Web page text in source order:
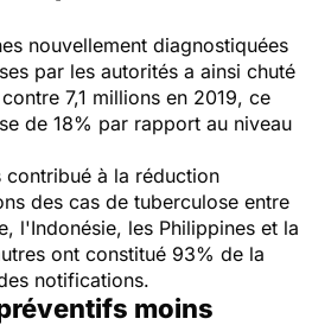
nouvellement diagnostiquées
par les autorités a ainsi chuté
7,1 millions en 2019, ce
de 18% par rapport au niveau
à la réduction
des cas de tuberculose entre
l'Indonésie, les Philippines et la
ont constitué 93% de la
notifications.
moins